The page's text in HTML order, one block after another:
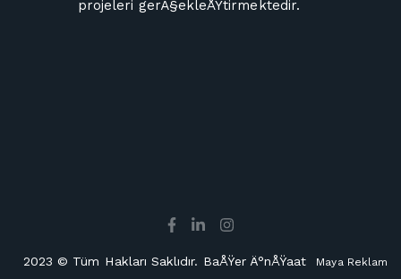
projeleri gerÃ§ekleÅŸtirmektedir.
2023 © Tüm Hakları Saklıdır. BaÅŸer Ä°nÅŸaat Maya Reklam